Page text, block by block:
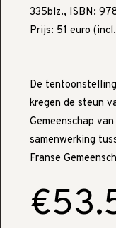
335blz., ISBN:
Prijs: 51 euro
De
kregen de steun
Gemeenschap
samenwerking
Franse